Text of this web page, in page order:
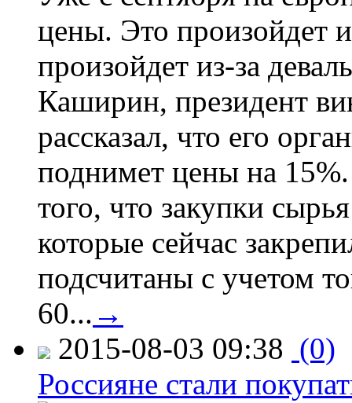
цены. Это произойдет
произойдет из-за
Каширин, президент
рассказал, что его
поднимет цены на
того, что закупки
которые сейчас
подсчитаны с учетом
60... →
2015-08-03 09:38 (0)
Россияне стали